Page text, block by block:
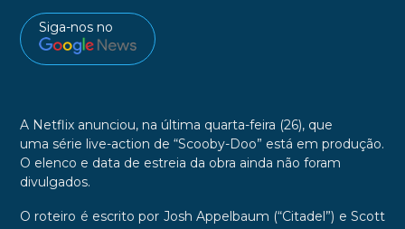
Siga-nos no
A Netflixanunciou, na última quarta-feira (26), que
uma série live-action de “Scooby-Doo” está em produção.
O elenco e data de estreia da obra ainda não foram
divulgados.
O roteiro é escrito por Josh Appelbaum (“Citadel”) eScott